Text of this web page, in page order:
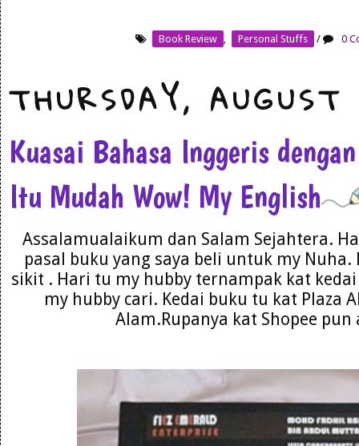
Book Review Personal Stuffs / 0
THURSDAY,
Kuasai Bahasa Inggeris
Itu Mudah Wow! My English
Assalamualaikum dan Salam Sejahtera.
pasal buku yang saya beli untuk my
sikit . Hari tu my hubby ternampak kat
my hubby cari. Kedai buku tu kat Plaza
Alam.Rupanya kat Shopee pun